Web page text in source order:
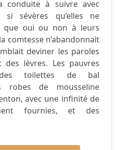
conduite à suivre avec
sévères qu’elles ne
que oui ou non à leurs
comtesse n’abandonnait
deviner les paroles
lèvres. Les pauvres
toilettes de bal
robes de mousseline
avec une infinité de
fournies, et des